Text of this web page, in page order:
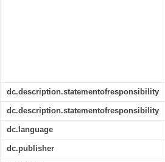
dc.description.statementofresponsibility
dc.description.statementofresponsibility
dc.language
dc.publisher